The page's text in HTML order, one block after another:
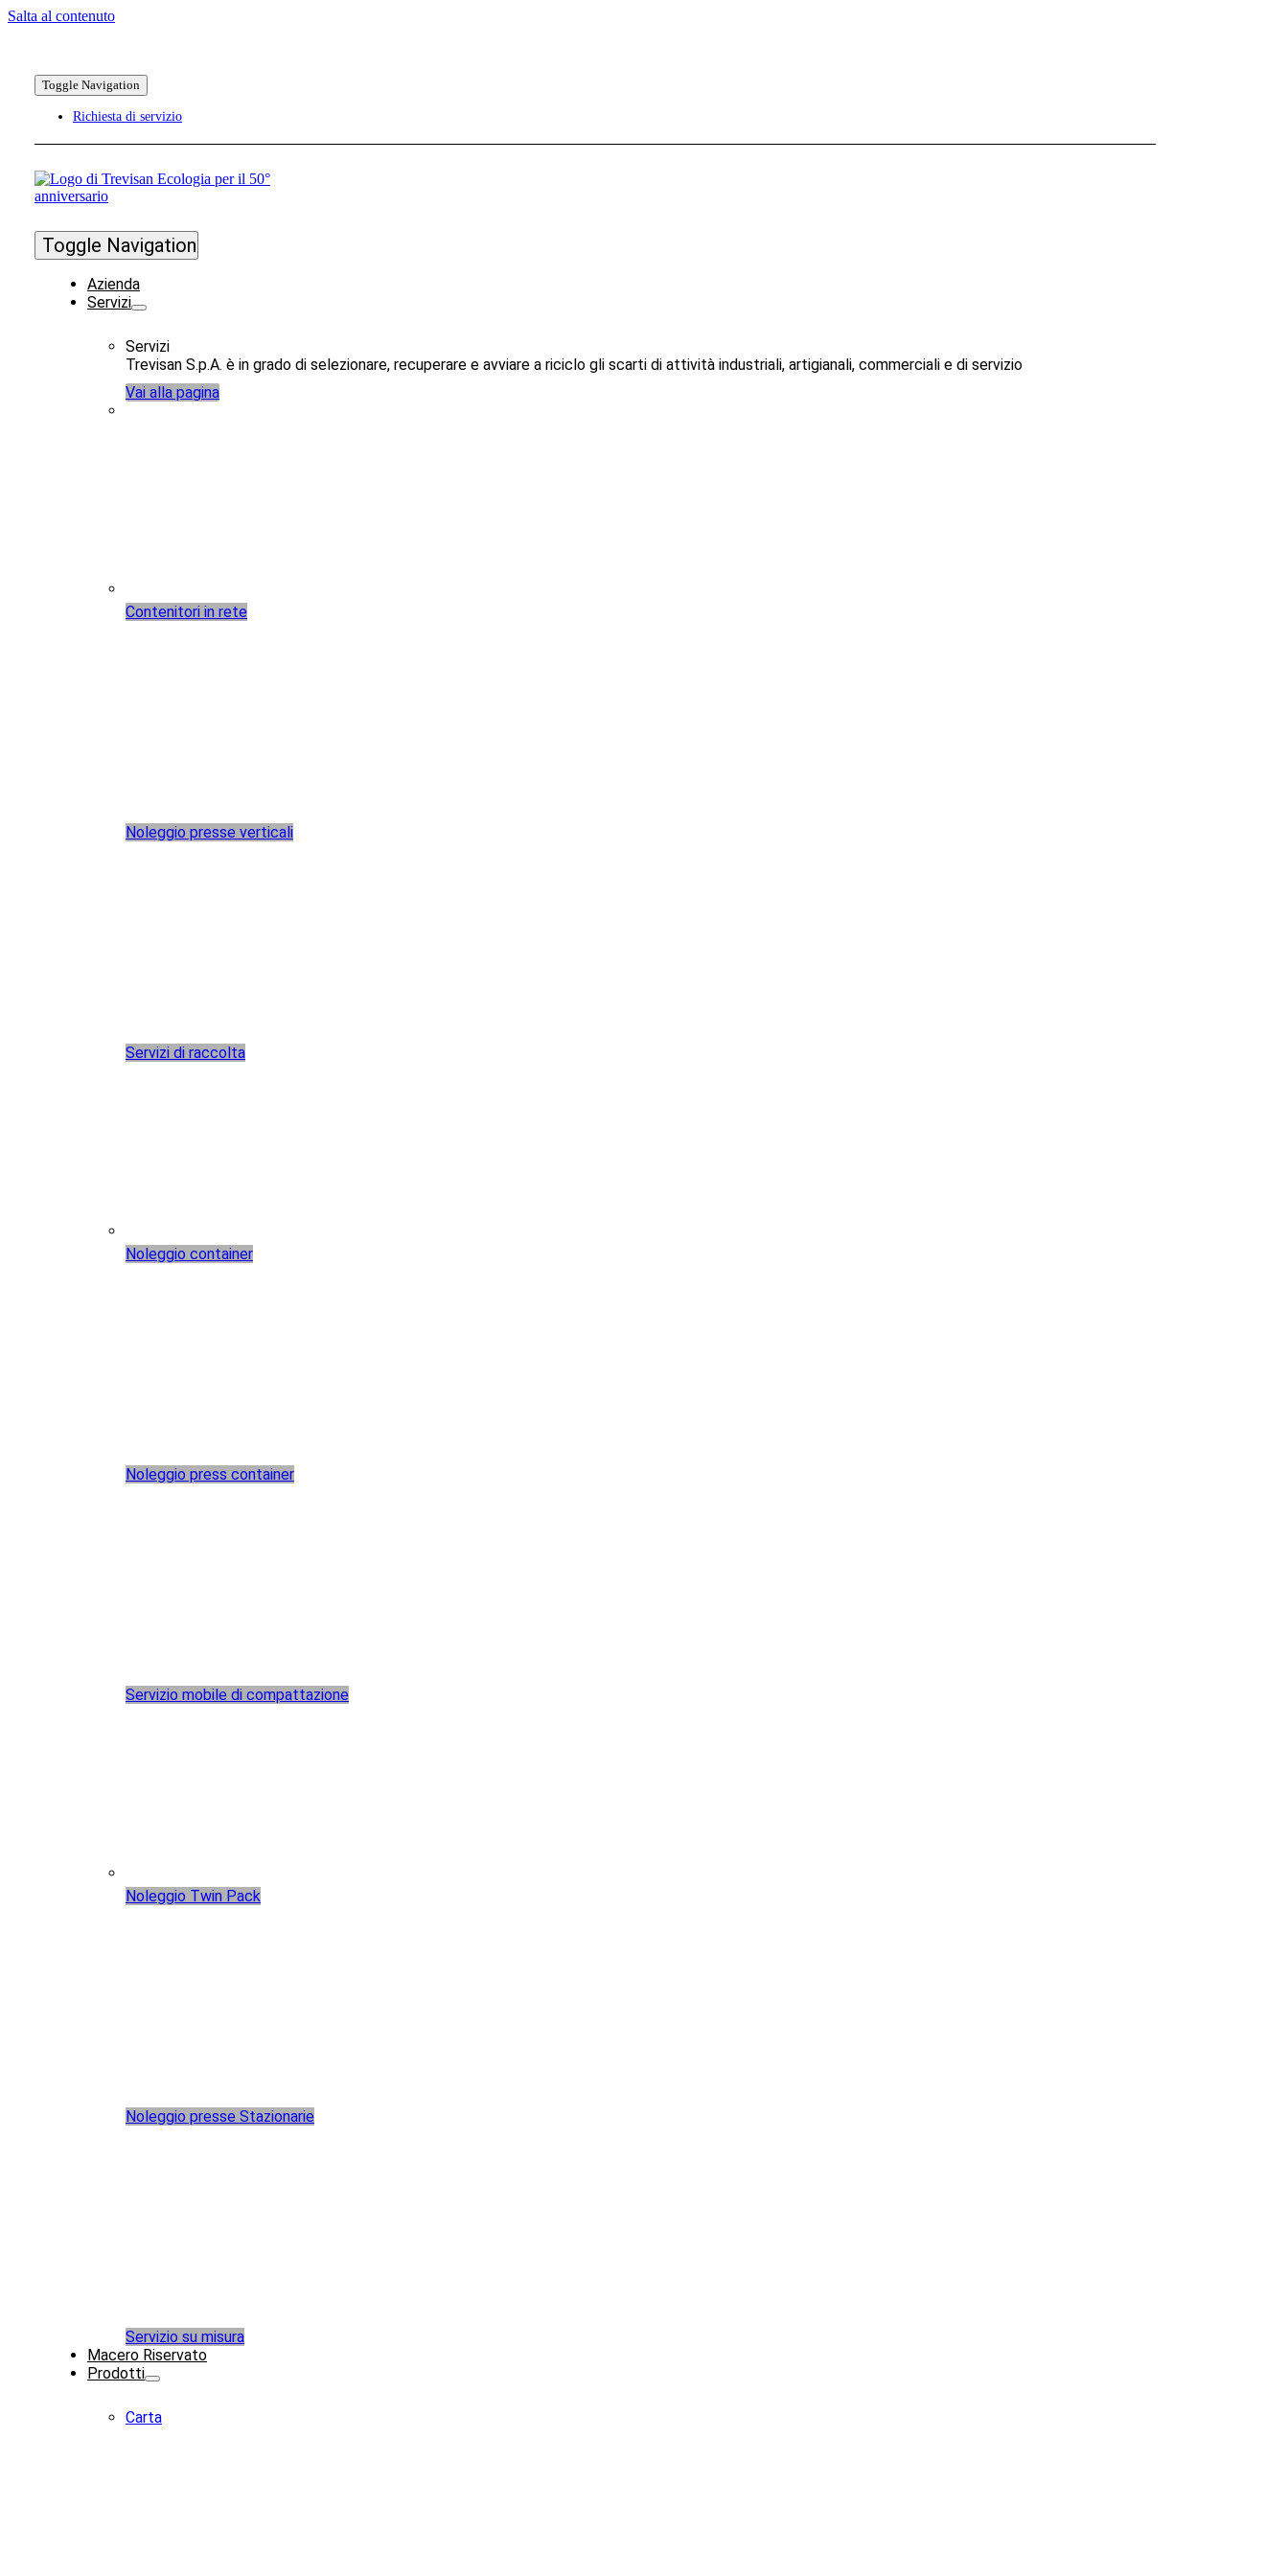
Salta al contenuto
Toggle Navigation
Richiesta di servizio
Toggle Navigation
Azienda
Servizi
Servizi
Trevisan S.p.A. è in grado di selezionare, recuperare e avviare a riciclo gli scarti di attività industriali, artigianali, commerciali e di servizio
Vai alla pagina
Contenitori in rete
Noleggio presse verticali
Servizi di raccolta
Noleggio container
Noleggio press container
Servizio mobile di compattazione
Noleggio Twin Pack
Noleggio presse Stazionarie
Servizio su misura
Macero Riservato
Prodotti
Carta